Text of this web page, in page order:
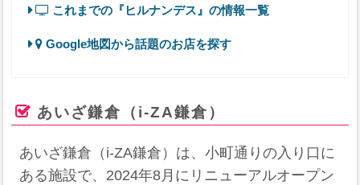
これまでの『ヒルナンデス』の情報一覧
Google地図から話題のお店を探す
あいざ鎌倉（i-ZA鎌倉）
あいざ鎌倉（i-ZA鎌倉）は、小町通りの入り口に
ある施設で、2024年8月にリニューアルオープン